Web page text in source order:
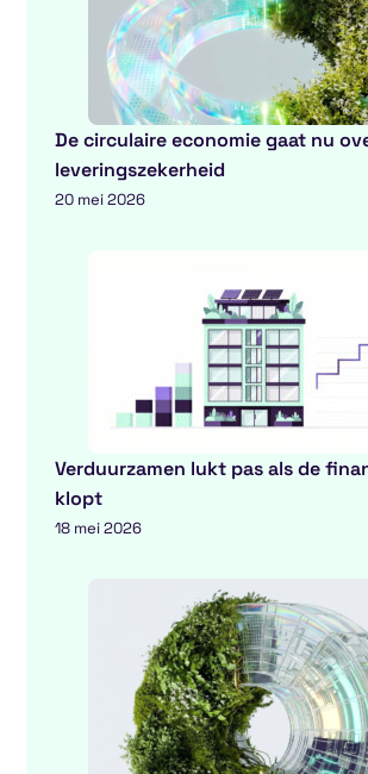
De circulaire economie gaat nu
leveringszekerheid
20 mei 2026
Verduurzamen lukt pas als de
klopt
18 mei 2026